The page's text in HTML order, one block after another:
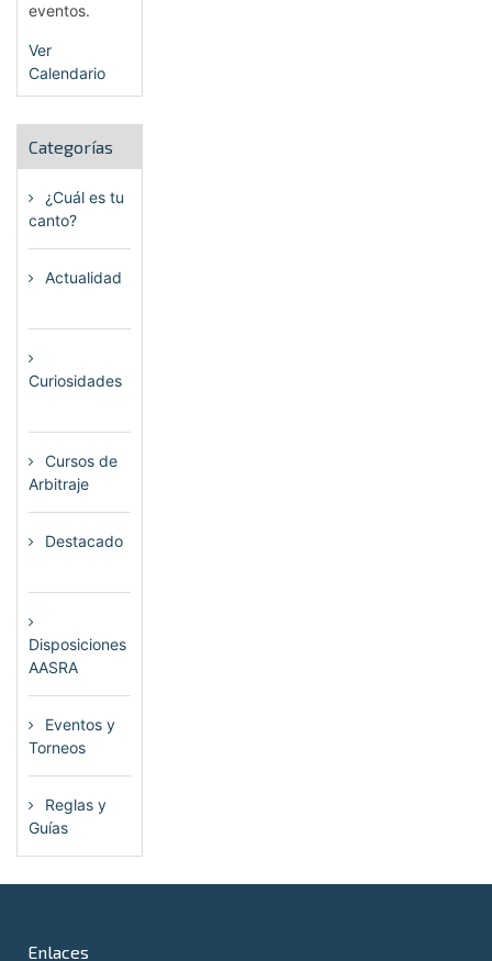
eventos.
Ver
Calendario
Categorías
¿Cuál es tu
canto?
Actualidad
Curiosidades
Cursos de
Arbitraje
Destacado
Disposiciones
AASRA
Eventos y
Torneos
Reglas y
Guías
Enlaces